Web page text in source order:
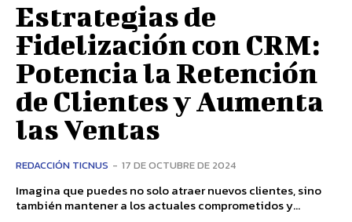
Estrategias de
Fidelización con CRM:
Potencia la Retención
de Clientes y Aumenta
las Ventas
REDACCIÓN TICNUS - 17 DE OCTUBRE DE 2024
Imagina que puedes no solo atraer nuevos clientes, sino
también mantener a los actuales comprometidos y...